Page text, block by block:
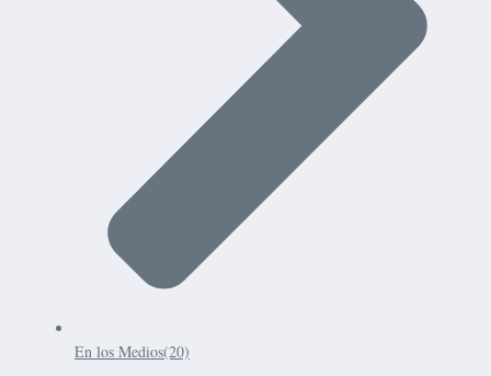
En los Medios(20)